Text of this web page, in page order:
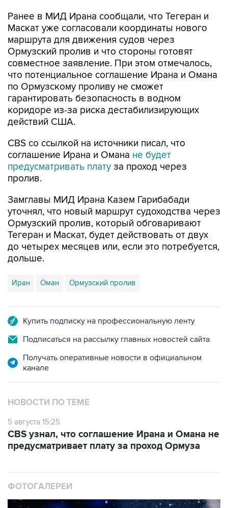
Ранее в МИД Ирана сообщали, что Тегеран и
Маскат уже согласовали координаты нового
маршрута для движения судов через
Ормузский пролив и что стороны готовят
совместное заявление. При этом отмечалось,
что потенциальное соглашение Ирана и Омана
по Ормузскому проливу не сможет
гарантировать безопасность в водном
коридоре из-за риска дестабилизирующих
действий США.
CBS со ссылкой на источники писал, что
соглашение Ирана и Омана не будет
предусматривать плату за проход через
пролив.
Замглавы МИД Ирана Казем Гарибабади
уточнял, что новый маршрут судоходства через
Ормузский пролив, который обговаривают
Тегеран и Маскат, будет действовать от двух
до четырех месяцев или, если это потребуется,
дольше.
Иран Оман Ормузский пролив
Купить подписку на профессиональную ленту
Подписаться на рассылку главных новостей сайта
Получать оперативные новости в официальном
канале
НОВОСТИ ПО ТЕМЕ
5 августа 15:25
CBS узнал, что соглашение Ирана и Омана не
предусматривает плату за проход Ормуза
ФОТОГАЛЕРЕИ